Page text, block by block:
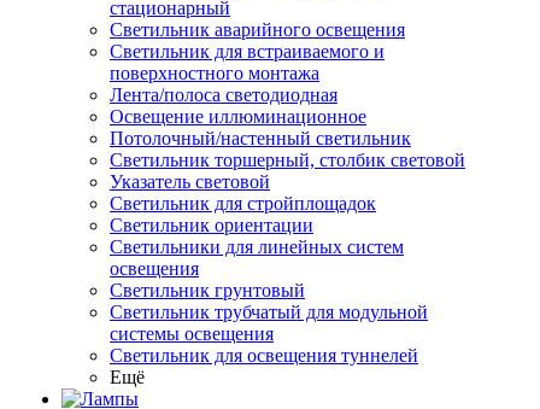
стационарный
Светильник аварийного освещения
Светильник для встраиваемого и
поверхностного монтажа
Лента/полоса светодиодная
Освещение иллюминационное
Потолочный/настенный светильник
Светильник торшерный, столбик световой
Указатель световой
Светильник для стройплощадок
Светильник ориентации
Светильники для линейных систем
освещения
Светильник грунтовый
Светильник трубчатый для модульной
системы освещения
Светильник для освещения туннелей
Ещё